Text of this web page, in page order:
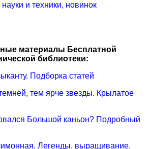
и техники, новинок
материалы Бесплатной
библиотеки:
Подборка статей
тем ярче звезды. Крылатое
Большой каньон? Подробный
Легенды, выращивание,